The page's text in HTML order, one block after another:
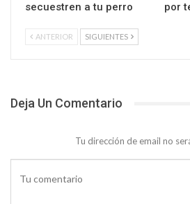
secuestren a tu perro
por
ANTERIOR SIGUIENTES
Deja Un Comentario
Tu dirección de email no